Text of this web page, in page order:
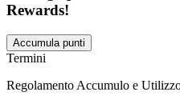
Rewards!
Accumula punti
Termini
Regolamento Accumulo e